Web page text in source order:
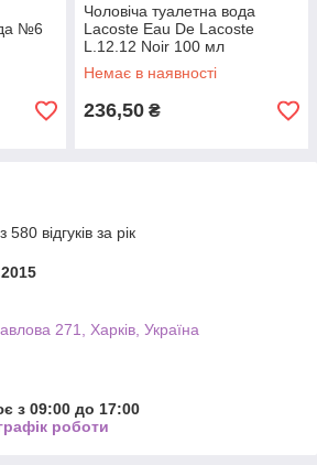
№6
Чоловіча туалетна вода
Lacoste Eau De Lacoste
L.12.12 Noir 100 мл
Немає в наявності
236,50 ₴
відгуків за рік
271, Харків, Україна
з 09:00 до 17:00
роботи